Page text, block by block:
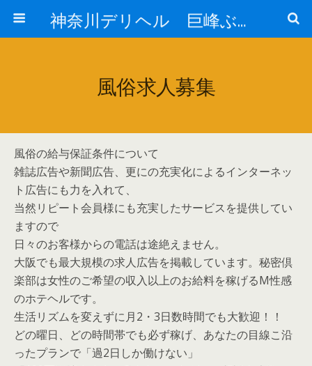
神奈川デリヘル 巨峰ぶどう｜人妻専門デリバリーヘルス情報
風俗求人募集
風俗の給与保証条件について
雑誌広告や新聞広告、更にの充実化によるインターネッ
ト広告にも力を入れて、
当然リピート会員様にも充実したサービスを提供してい
ますので
日々のお客様からの電話は途絶えません。
大阪でも最大規模の求人広告を掲載しています。秘密倶
楽部は女性のご希望の収入以上のお給料を稼げるM性感
のホテヘルです。
生活リズムを変えずに月2・3日数時間でも大歓迎！！
どの曜日、どの時間帯でも必ず稼げ、あなたの目線こ沿
ったプランで「過2日しか働けない」